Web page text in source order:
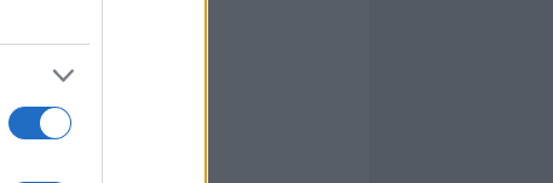
I nostri cari